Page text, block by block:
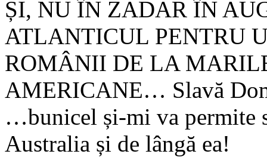
ȘI, NU ÎN ZADAR ÎN
ATLANTICUL PENTRU
ROMÂNII DE LA
AMERICANE… Slavă
…bunicel și-mi va permite
Australia și de lângă ea!